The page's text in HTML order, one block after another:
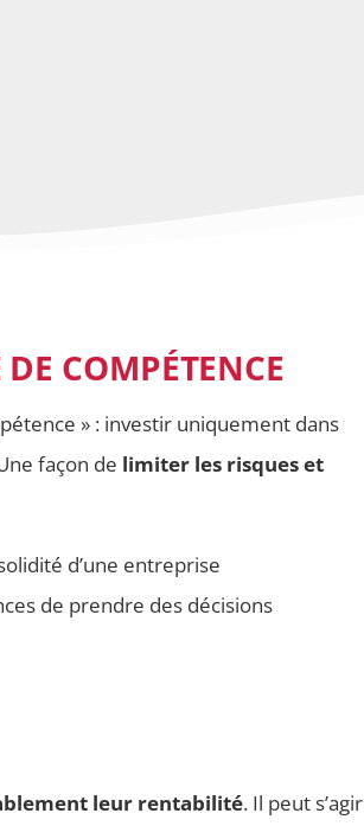
COMPÉTENCE
» : investir uniquement dans
façon de limiter les risques et
d’une entreprise
de prendre des décisions
leur rentabilité. Il peut s’agir